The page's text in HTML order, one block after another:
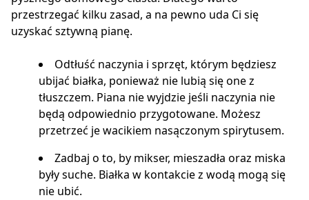
przestrzegać kilku zasad, a na pewno uda Ci się
uzyskać sztywną pianę.
Odtłuść naczynia i sprzęt, którym będziesz
ubijać białka, ponieważ nie lubią się one z
tłuszczem. Piana nie wyjdzie jeśli naczynia nie
będą odpowiednio przygotowane. Możesz
przetrzeć je wacikiem nasączonym spirytusem.
Zadbaj o to, by mikser, mieszadła oraz miska
były suche. Białka w kontakcie z wodą mogą się
nie ubić.